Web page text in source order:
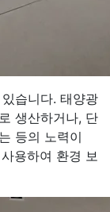
습니다. 태양광
생산하거나, 단
등의 노력이
용하여 환경 보